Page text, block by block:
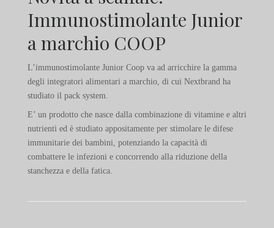
Immunostimolante Junior
a marchio COOP
L’immunostimolante Junior Coop va ad arricchire la gamma
degli integratori alimentari a marchio, di cui Nextbrand ha
studiato il pack system.
E’ un prodotto che nasce dalla combinazione di vitamine e altri
nutrienti ed è studiato appositamente per stimolare le difese
immunitarie dei bambini, potenziando la capacità di
combattere le infezioni e concorrendo alla riduzione della
stanchezza e della fatica.